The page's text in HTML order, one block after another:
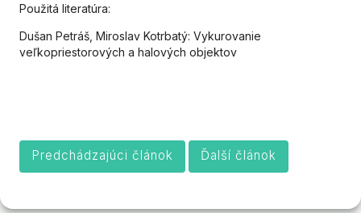
Použitá literatúra:
Dušan Petráš, Miroslav Kotrbatý: Vykurovanie
veľkopriestorových a halových objektov
Predchádzajúci článok Ďalší článok